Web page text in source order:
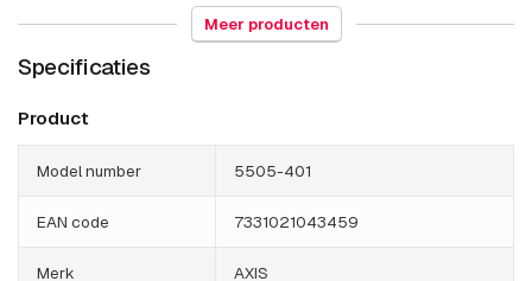
AXIS T98A06 cabinet deur
AXIS T98A07 Cabinet deur
AXIS T98A08 Cabinet Door
Diversen
Meer producten
Specificaties
Product
Model number 5505-401
EAN code 7331021043459
Merk AXIS